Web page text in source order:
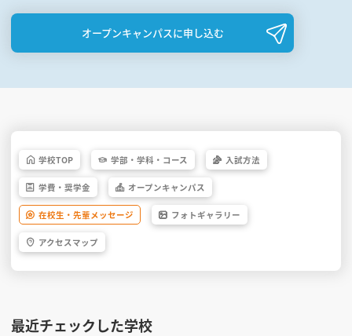
オープンキャンパスに申し込む
学校TOP 学部・ 学科・ コース 入試方法
学費・ 奨学金 オープンキャンパス
在校生・ 先輩 メッセージ フォト ギャラリー
アクセス マップ
最近チェックした学校